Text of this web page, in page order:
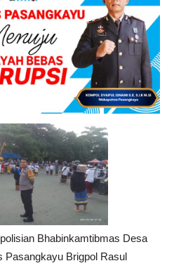
Bhabinkamtibmas Desa
Pasangkayu Brigpol Rasul